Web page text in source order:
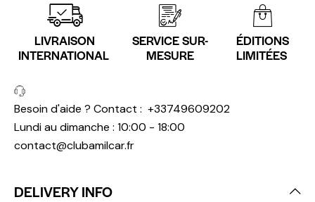
LIVRAISON
INTERNATIONAL
SERVICE SUR-
MESURE
ÉDITIONS
LIMITÉES
Besoin d'aide ? Contact : +33749609202
Lundi au dimanche : 10:00 - 18:00
contact@clubamilcar.fr
DELIVERY INFO